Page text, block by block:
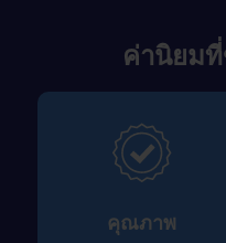
ค่านิยมที่
คุณภาพ